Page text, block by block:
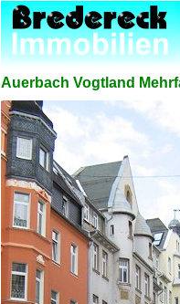
Auerbach Vogtland